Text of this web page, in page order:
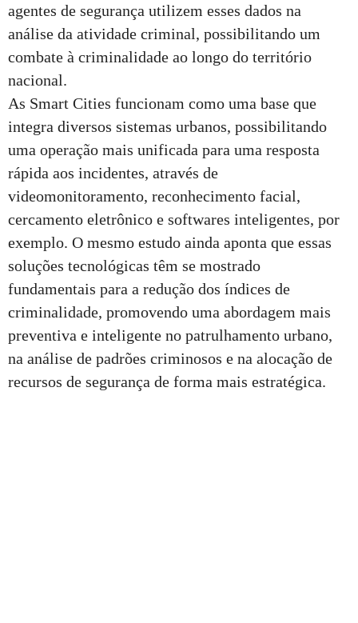
agentes de segurança utilizem esses dados na
análise da atividade criminal, possibilitando um
combate à criminalidade ao longo do território
nacional.
As Smart Cities funcionam como uma base que
integra diversos sistemas urbanos, possibilitando
uma operação mais unificada para uma resposta
rápida aos incidentes, através de
videomonitoramento, reconhecimento facial,
cercamento eletrônico e softwares inteligentes, por
exemplo. O mesmo estudo ainda aponta que essas
soluções tecnológicas têm se mostrado
fundamentais para a redução dos índices de
criminalidade, promovendo uma abordagem mais
preventiva e inteligente no patrulhamento urbano,
na análise de padrões criminosos e na alocação de
recursos de segurança de forma mais estratégica.